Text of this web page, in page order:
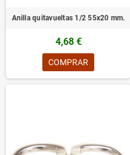
Anilla quitavueltas 1/2 55x20 mm.
4,68 €
COMPRAR